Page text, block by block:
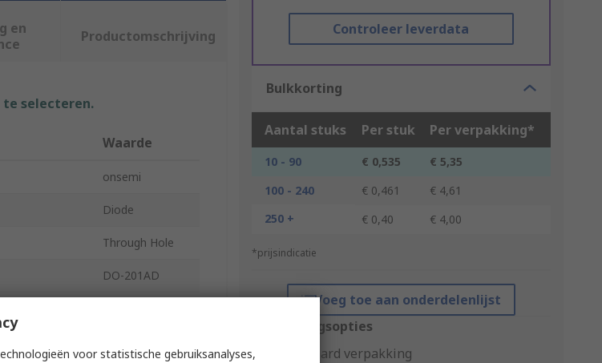
Controleer leverdata
Bulkkorting
Aantal stuks Per stuk Per verpakking*
10 - 90 € 0,535
€ 5,35
100 - 240
€ 0,461
€ 4,61
250 +
€ 0,40 € 4,00
*prijsindicatie
Voeg toe aan onderdelenlijst
Verpakkingsopties
Standaard verpakking
en
Productomschrijving
selecteren.
Waarde
onsemi
Diode
Through Hole
DO-201AD
voor statistische gebruiksanalyses,